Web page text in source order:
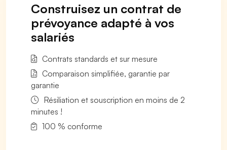
Construisez un contrat de
prévoyance adapté à vos
salariés
Contrats standards et sur mesure
Comparaison simplifiée, garantie par
garantie
Résiliation et souscription en moins de 2
minutes !
100 % conforme